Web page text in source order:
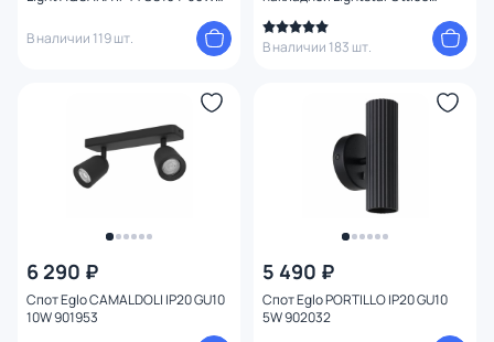
В наличии 119 шт.
В наличии 183 шт.
6 290 ₽
Спот Eglo CAMALDOLI IP20 GU10
10W 901953
5 490 ₽
Спот Eglo PORTILLO IP20 GU10
5W 902032